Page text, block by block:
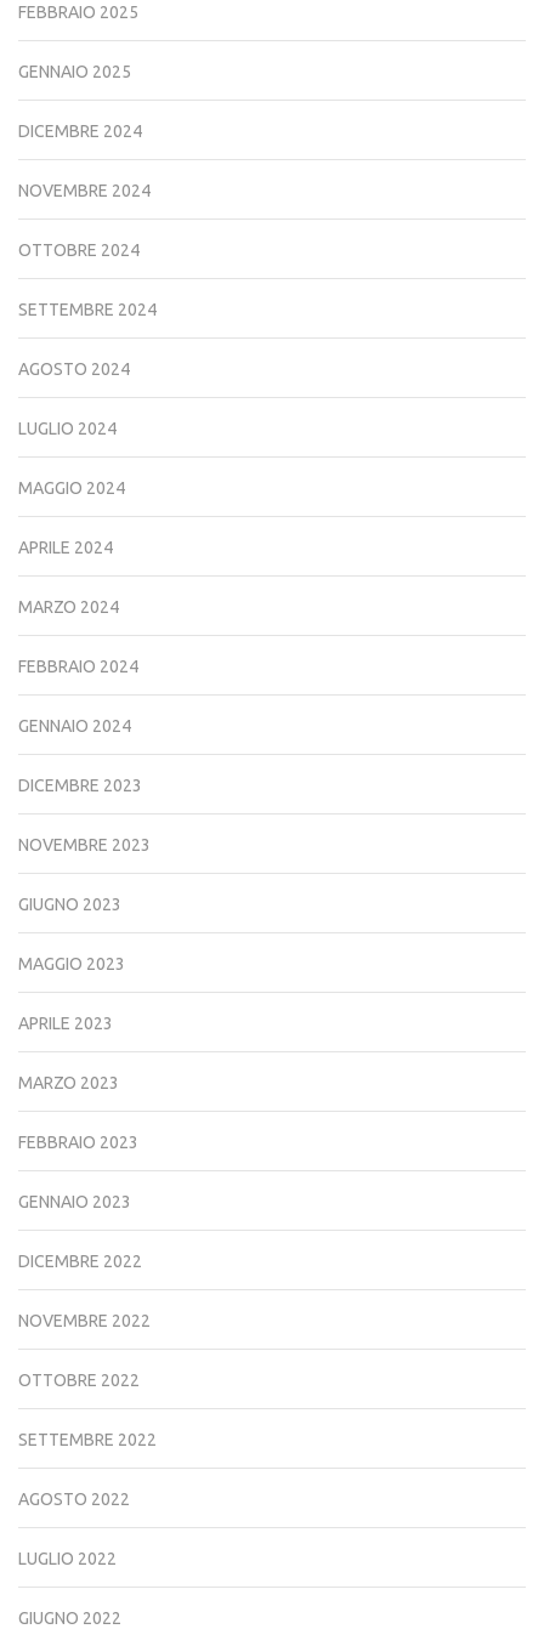
FEBBRAIO 2025
GENNAIO 2025
DICEMBRE 2024
NOVEMBRE 2024
OTTOBRE 2024
SETTEMBRE 2024
AGOSTO 2024
LUGLIO 2024
MAGGIO 2024
APRILE 2024
MARZO 2024
FEBBRAIO 2024
GENNAIO 2024
DICEMBRE 2023
NOVEMBRE 2023
GIUGNO 2023
MAGGIO 2023
APRILE 2023
MARZO 2023
FEBBRAIO 2023
GENNAIO 2023
DICEMBRE 2022
NOVEMBRE 2022
OTTOBRE 2022
SETTEMBRE 2022
AGOSTO 2022
LUGLIO 2022
GIUGNO 2022